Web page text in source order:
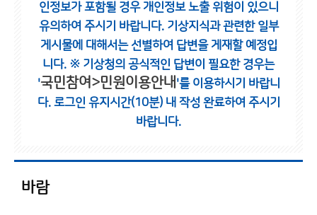
인정보가 포함될 경우 개인정보 노출 위험이 있으니
유의하여 주시기 바랍니다. 기상지식과 관련한 일부
게시물에 대해서는 선별하여 답변을 게재할 예정입
니다. ※ 기상청의 공식적인 답변이 필요한 경우는
'국민참여>민원이용안내 '를 이용하시기 바랍니
다. 로그인 유지시간(10분) 내 작성 완료하여 주시기
바랍니다.
바람